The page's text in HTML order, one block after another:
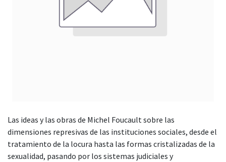
Las ideas y las obras de Michel Foucault sobre las
dimensiones represivas de las instituciones sociales, desde el
tratamiento de la locura hasta las formas cristalizadas de la
sexualidad, pasando por los sistemas judiciales y